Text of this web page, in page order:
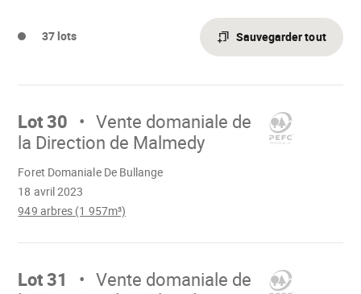
37 lots Sauvegarder tout
Aller
Lot 30
Vente domaniale de
la Direction de Malmedy
18 avril 2023
Foret Domaniale De Bullange
949 arbres (1 957m³)
Aller
Lot 31
Vente domaniale de